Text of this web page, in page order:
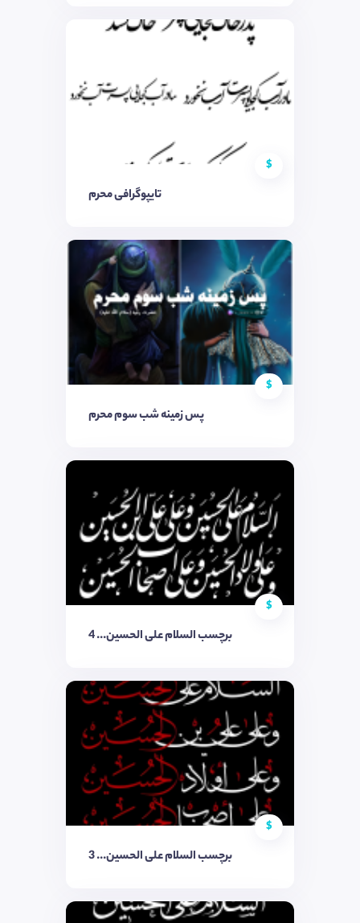
$
تایپوگرافی محرم
$
پس زمینه شب سوم محرم
$
برچسب السلام علی الحسین..‌. 4
$
برچسب السلام علی الحسین..‌. 3